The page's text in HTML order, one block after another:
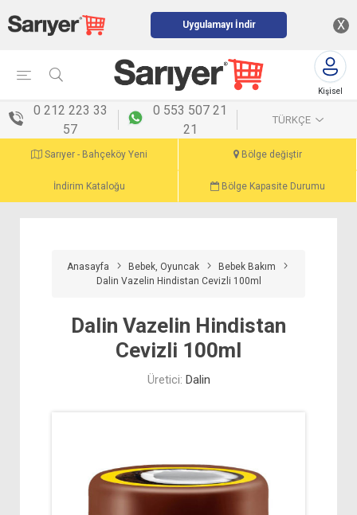
Uygulamayı İndir X
Kişisel
0 212 223 33
57
0 553 507 21
21
TÜRKÇE
Sarıyer - Bahçeköy Yeni Bölge değiştir
İndirim Kataloğu Bölge Kapasite Durumu
Anasayfa Bebek, Oyuncak
Bebek Bakım
Dalin Vazelin Hindistan Cevizli 100ml
Dalin Vazelin Hindistan
Cevizli 100ml
Üretici: Dalin